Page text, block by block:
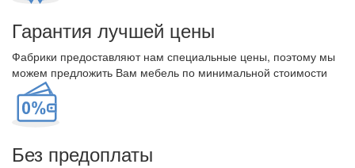
Гарантия лучшей цены
Фабрики предоставляют нам специальные цены, поэтому мы
можем предложить Вам мебель по минимальной стоимости
Без предоплаты